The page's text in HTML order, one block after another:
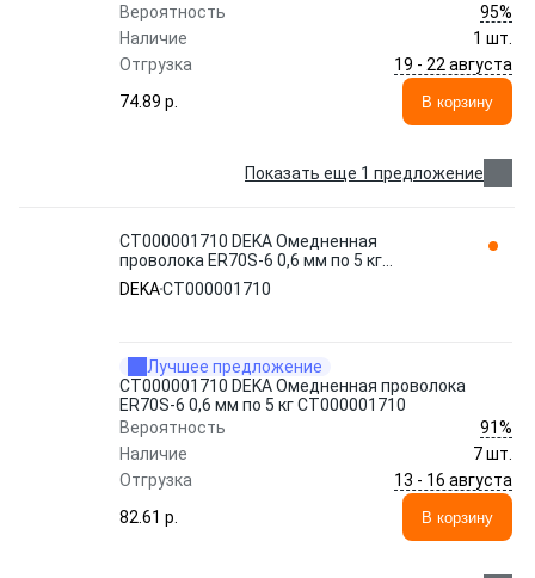
Вероятность
95%
Наличие
1 шт.
Отгрузка
19 - 22 августа
74.89 p.
В корзину
Показать еще 1 предложение
СТ000001710 DEKA Омедненная
проволока ER70S-6 0,6 мм по 5 кг
СТ000001710
DEKAСТ000001710
Лучшее предложение
СТ000001710 DEKA Омедненная проволока
ER70S-6 0,6 мм по 5 кг СТ000001710
Вероятность
91%
Наличие
7 шт.
Отгрузка
13 - 16 августа
82.61 p.
В корзину